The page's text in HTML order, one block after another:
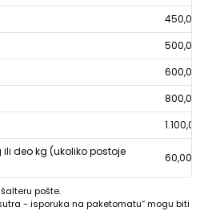
450,00
500,00
600,00
800,00
1.100,00
deo kg (ukoliko postoje
60,00
pošte.
- isporuka na paketomatu“ mogu biti